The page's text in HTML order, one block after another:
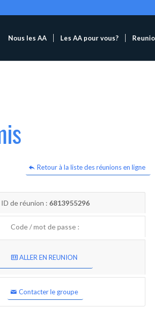
Nous les AA Les AA pour vous?
Retour à la liste des réunions en ligne
ID de réunion : 6813955296
Code / mot de passe :
ALLER EN REUNION
Contacter le groupe